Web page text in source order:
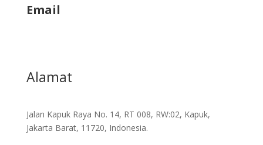
Email
Alamat
Jalan Kapuk Raya No. 14, RT 008, RW:02, Kapuk,
Jakarta Barat, 11720, Indonesia.